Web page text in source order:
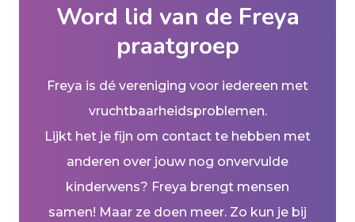
Word lid van de Freya
praatgroep
Freya is dé vereniging voor iedereen met
vruchtbaarheidsproblemen.
Lijkt het je fijn om contact te hebben met
anderen over jouw nog onvervulde
kinderwens? Freya brengt mensen
samen! Maar ze doen meer. Zo kun je bij